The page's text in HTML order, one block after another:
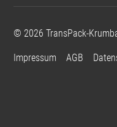
© 2026 TransPack-
Impressum AGB